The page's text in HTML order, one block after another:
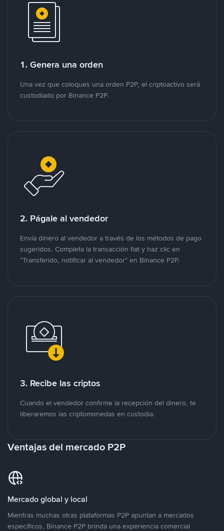
1. Genera una orden
Una vez que coloques una orden P2P, el criptoactivo será
custodiado por Binance P2P.
2. Págale al vendedor
Envía dinero al vendedor a través de los métodos de pago
sugeridos. Completa la transacción fiat y haz clic en
"Transferido, notificar al vendedor" en Binance P2P.
3. Recibe las criptos
Cuando el vendedor confirme la recepción del dinero, te
liberaremos las criptomonedas en custodia.
Ventajas del mercado P2P
Mercado global y local
Mientras muchas otras plataformas P2P apuntan a mercados
específicos, Binance P2P brinda una experiencia comercial